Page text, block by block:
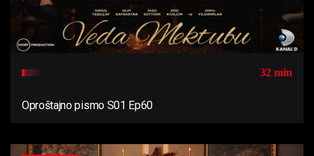
32 min
Oproštajno pismo S01 Ep60